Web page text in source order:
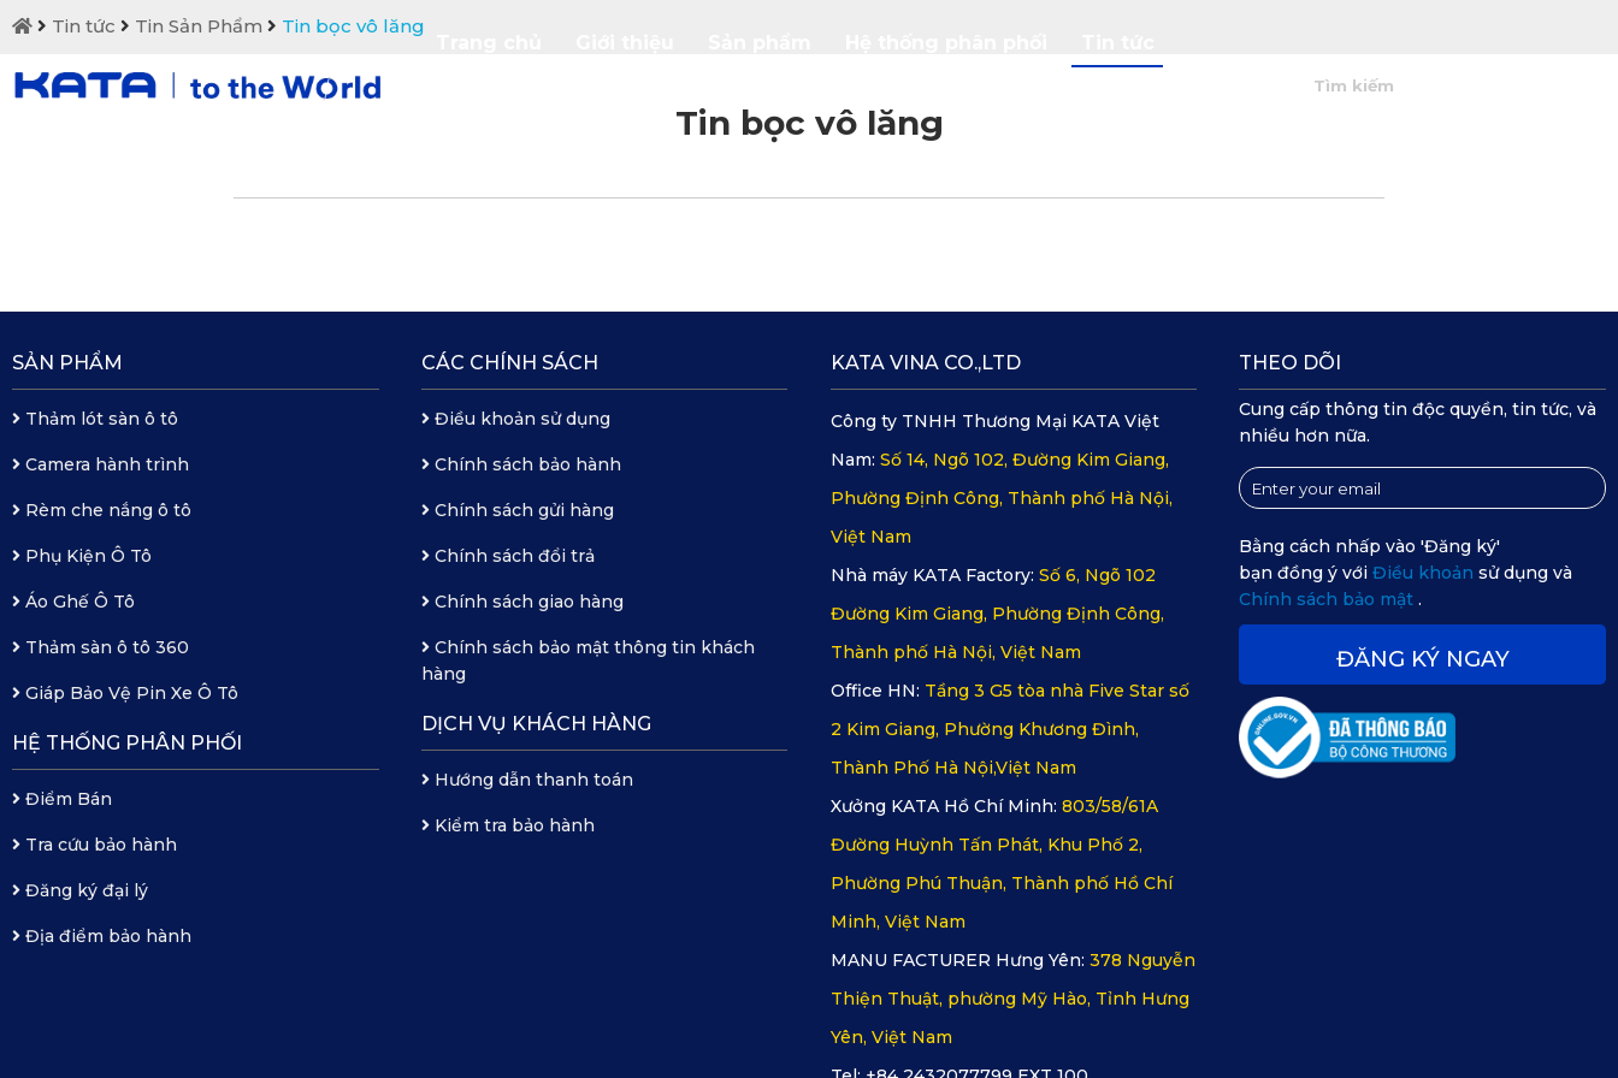
Tin tức Tin Sản Phẩm Tin bọc vô lăng
Tin bọc vô lăng
SẢN PHẨM
Thảm lót sàn ô tô
Camera hành trình
Rèm che nắng ô tô
Phụ Kiện Ô Tô
Áo Ghế Ô Tô
Thảm sàn ô tô 360
Giáp Bảo Vệ Pin Xe Ô Tô
HỆ THỐNG PHÂN PHỐI
Điểm Bán
Tra cứu bảo hành
Đăng ký đại lý
Địa điểm bảo hành
CÁC CHÍNH SÁCH
Điều khoản sử dụng
Chính sách bảo hành
Chính sách gửi hàng
Chính sách đổi trả
Chính sách giao hàng
Chính sách bảo mật thông tin khách
hàng
DỊCH VỤ KHÁCH HÀNG
Hướng dẫn thanh toán
Kiểm tra bảo hành
KATA VINA CO.,LTD
Công ty TNHH Thương Mại KATA Việt
Nam: Số 14, Ngõ 102, Đường Kim Giang,
Phường Định Công, Thành phố Hà Nội,
Việt Nam
Nhà máy KATA Factory: Số 6, Ngõ 102
Đường Kim Giang, Phường Định Công,
Thành phố Hà Nội, Việt Nam
Office HN: Tầng 3 G5 tòa nhà Five Star số
2 Kim Giang, Phường Khương Đình,
Thành Phố Hà Nội,Việt Nam
Xưởng KATA Hồ Chí Minh: 803/58/61A
Đường Huỳnh Tấn Phát, Khu Phố 2,
Phường Phú Thuận, Thành phố Hồ Chí
Minh, Việt Nam
MANU FACTURER Hưng Yên: 378 Nguyễn
Thiện Thuật, phường Mỹ Hào, Tỉnh Hưng
Yên, Việt Nam
THEO DÕI
Cung cấp thông tin độc quyền, tin tức, và
nhiều hơn nữa.
Bằng cách nhấp vào 'Đăng ký'
bạn đồng ý vớiĐiều khoảnsử dụng và
Chính sách bảo mật.
ĐĂNG KÝ NGAY